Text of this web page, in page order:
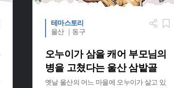
테마스토리
울산 ｜동구
오누이가 삼을 캐어 부모님의
병을 고쳤다는 울산 삼밭골
옛날 울산의 어느 마을에 오누이가 살고 있